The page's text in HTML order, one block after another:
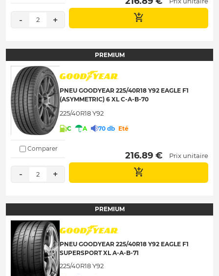
- 2 +
PREMIUM
PNEU GOODYEAR 225/40R18 Y92 EAGLE F1
(ASYMMETRIC) 6 XL C-A-B-70
225/40R18 Y92
C A 70 db Eté
Comparer
- 2 +
216.89 € Prix unitaire
PREMIUM
PNEU GOODYEAR 225/40R18 Y92 EAGLE F1
SUPERSPORT XL A-A-B-71
225/40R18 Y92